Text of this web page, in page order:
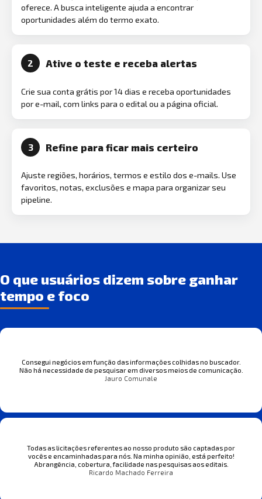
oferece. A busca inteligente ajuda a encontrar
oportunidades além do termo exato.
2 Ative o teste e receba alertas
Crie sua conta grátis por 14 dias e receba oportunidades
por e-mail, com links para o edital ou a página oficial.
3 Refine para ficar mais certeiro
Ajuste regiões, horários, termos e estilo dos e-mails. Use
favoritos, notas, exclusões e mapa para organizar seu
pipeline.
O que usuários dizem sobre ganhar
tempo e foco
Consegui negócios em função das informações colhidas no buscador.
Não há necessidade de pesquisar em diversos meios de comunicação.
Jauro Comunale
Todas as licitações referentes ao nosso produto são captadas por
vocês e encaminhadas para nós. Na minha opinião, está perfeito!
Abrangência, cobertura, facilidade nas pesquisas aos editais.
Ricardo Machado Ferreira